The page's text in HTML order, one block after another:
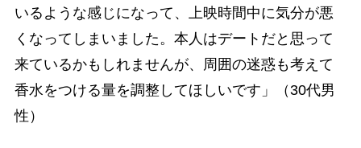
いるような感じになって、上映時間中に気分が悪
くなってしまいました。本人はデートだと思って
来ているかもしれませんが、周囲の迷惑も考えて
香水をつける量を調整してほしいです」（30代男
性）